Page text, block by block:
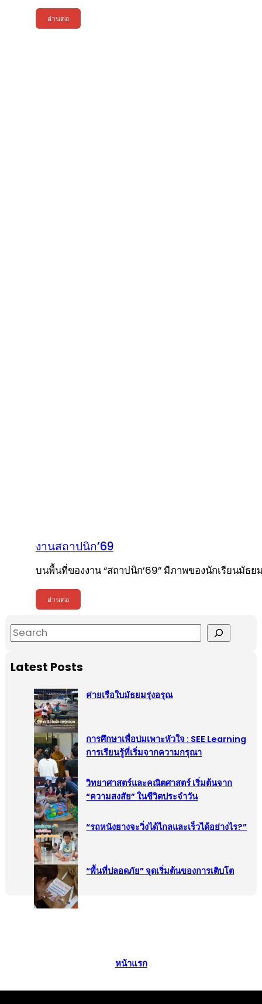
อ่านต่อ
งานสถาปนิก’69
บนพื้นที่ของงาน “สถาปนิก’69” มีภาพของนักเรียนมัธ
อ่านต่อ
S
e
aLatest Posts
ค่ายเรือใบมัธยมรุ่งอรุณ
การศึกษาเพื่อบ่มเพาะหัวใจ : SEE Learning
การเรียนรู้ที่เริ่มจากความกรุณา
วิทยาศาสตร์และคณิตศาสตร์ เริ่มต้นจาก
“ความสงสัย” ในชีวิตประจำวัน
“รถหนังยางจะวิ่งได้ไกลและเร็วได้อย่างไร?”
“พื้นที่ปลอดภัย” จุดเริ่มต้นของการเติบโต
หน้าแรก